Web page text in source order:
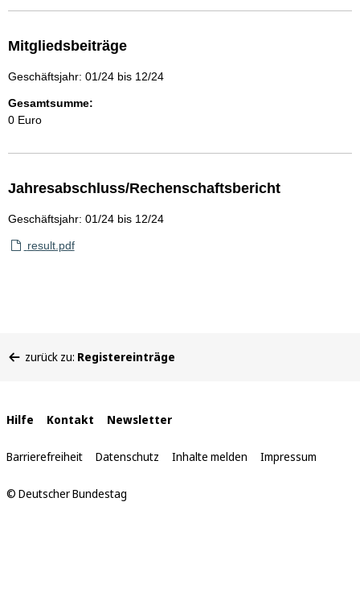
Mitgliedsbeiträge
Geschäftsjahr: 01/24 bis 12/24
Gesamtsumme:
0 Euro
Jahresabschluss/Rechenschaftsbericht
Geschäftsjahr: 01/24 bis 12/24
result.pdf
befinden
zurück zu: Registereinträge
Interne
Links
Hilfe Kontakt Newsletter
Barrierefreiheit Datenschutz Inhalte melden Impressum
© Deutscher Bundestag